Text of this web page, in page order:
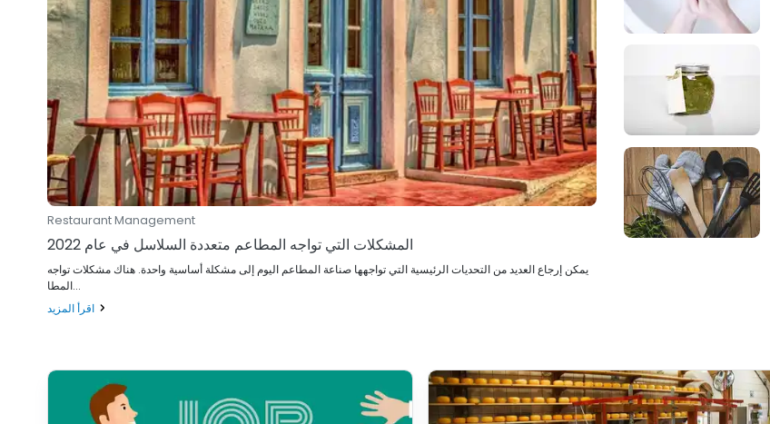
Restaurant Management
المشكلات التي تواجه المطاعم متعددة السلاسل في عام 2022
يمكن إرجاع العديد من التحديات الرئيسية التي تواجهها صناعة المطاعم اليوم إلى مشكلة أساسية واحدة. هناك مشكلات تواجه
المطا...